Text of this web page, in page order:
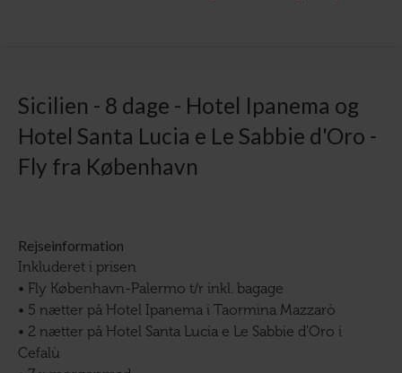
Sicilien - 8 dage - Hotel Ipanema og
Hotel Santa Lucia e Le Sabbie d'Oro -
Fly fra København
Rejseinformation
Inkluderet i prisen
• Fly København-Palermo t/r inkl. bagage
• 5 nætter på Hotel Ipanema i Taormina Mazzarò
• 2 nætter på Hotel Santa Lucia e Le Sabbie d'Oro i
Cefalù